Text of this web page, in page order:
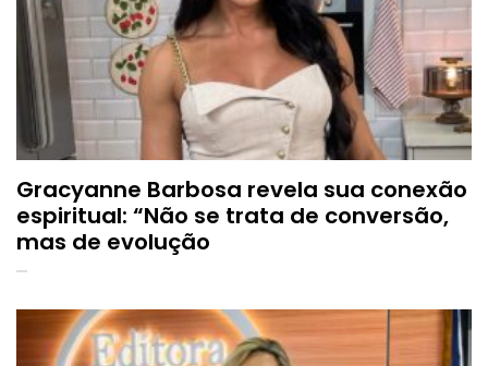
Gracyanne Barbosa revela sua conexão
espiritual: “Não se trata de conversão,
mas de evolução